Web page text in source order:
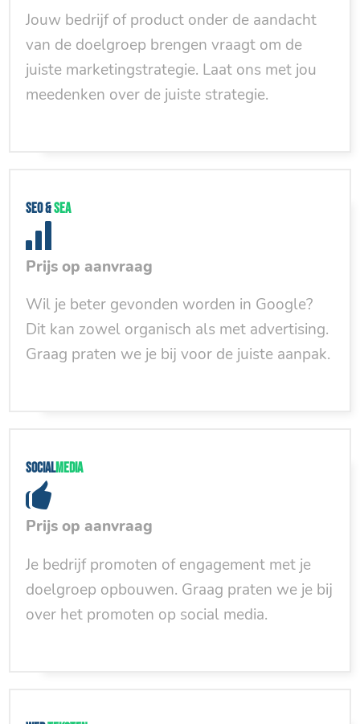
Jouw bedrijf of product onder de aandacht
van de doelgroep brengen vraagt om de
juiste marketingstrategie. Laat ons met jou
meedenken over de juiste strategie.
SEO &SEA
Prijs op aanvraag
Wil je beter gevonden worden in Google?
Dit kan zowel organisch als met advertising.
Graag praten we je bij voor de juiste aanpak.
Socialmedia
Prijs op aanvraag
Je bedrijf promoten of engagement met je
doelgroep opbouwen. Graag praten we je bij
over het promoten op social media.